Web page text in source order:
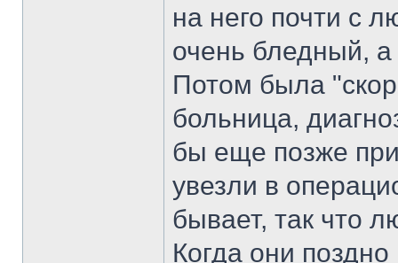
на него почти с
очень бледный, а
Потом была
больница,
бы еще позже
увезли в
бывает, так что
Когда они